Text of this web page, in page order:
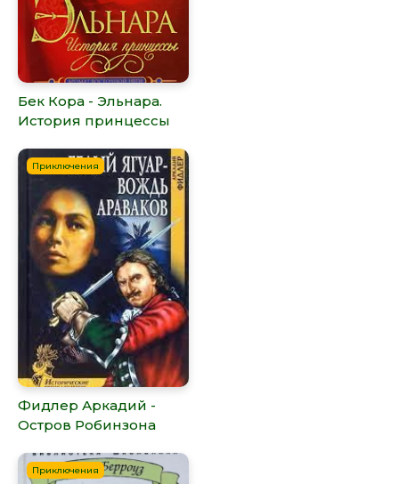
Бек Кора - Эльнара.
История принцессы
Приключения
Фидлер Аркадий -
Остров Робинзона
Приключения